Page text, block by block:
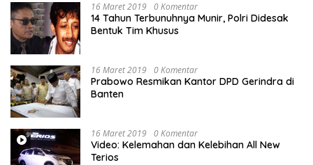
16 Maret 2019 0 Komentar
14 Tahun Terbunuhnya Munir, Polri Didesak
Bentuk Tim Khusus
16 Maret 2019 0 Komentar
Prabowo Resmikan Kantor DPD Gerindra di
Banten
16 Maret 2019 0 Komentar
Video: Kelemahan dan Kelebihan All New
Terios